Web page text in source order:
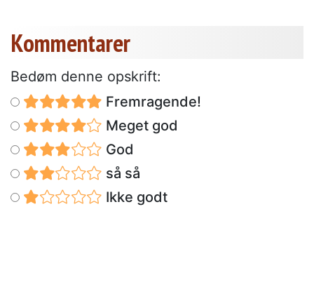
Kommentarer
Bedøm denne opskrift:
Fremragende!
Meget god
God
så så
Ikke godt